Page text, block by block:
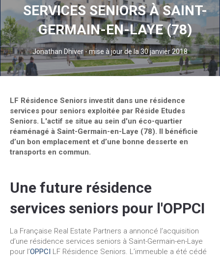
SERVICES SENIORS À SAINT-
GERMAIN-EN-LAYE (78)
Jonathan Dhiver-mise à jour de la 30 janvier 2018
LF Résidence Seniors investit dans une résidence
services pour seniors exploitée par Réside Etudes
Seniors. L'actif se situe au sein d'un éco-quartier
réaménagé à Saint-Germain-en-Laye (78). Il bénéficie
d’un bon emplacement et d’une bonne desserte en
transports en commun.
Une future résidence
services seniors pour l'OPPCI
La Française Real Estate Partners a annoncé l’acquisition
d’une résidence services seniors à Saint-Germain-en-Laye
pour l’OPPCI LF Résidence Seniors. L’immeuble a été cédé